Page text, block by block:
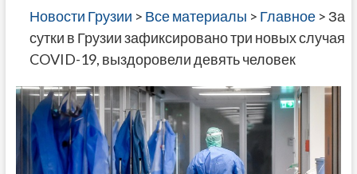
САЙТЕ
n
u
n
Новости Грузии > Все материалы > Главное>За
сутки в Грузии зафиксировано три новых случая
COVID-19, выздоровели девять человек